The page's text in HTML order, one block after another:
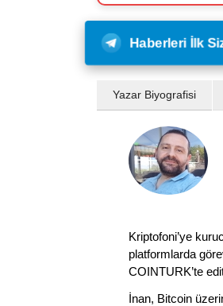
Haberleri İlk
Yazar Biyografisi
Kriptofoni’ye
platformlarda
COINTURK’te
İnan, Bitcoin